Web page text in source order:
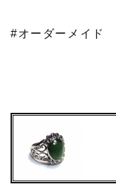
#オーダーメイド